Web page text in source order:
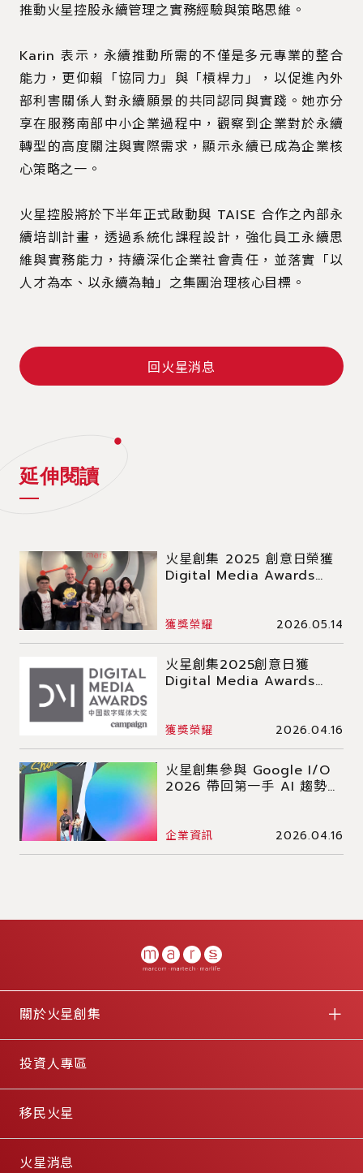
推動火星控股永續管理之實務經驗與策略思維。
Karin 表示，永續推動所需的不僅是多元專業的整合
能力，更仰賴「協同力」與「槓桿力」，以促進內外
部利害關係人對永續願景的共同認同與實踐。她亦分
享在服務南部中小企業過程中，觀察到企業對於永續
轉型的高度關注與實際需求，顯示永續已成為企業核
心策略之一。
火星控股將於下半年正式啟動與 TAISE 合作之內部永
續培訓計畫，透過系統化課程設計，強化員工永續思
維與實務能力，持續深化企業社會責任，並落實「以
人才為本、以永續為軸」之集團治理核心目標。
回火星消息
延伸閱讀
火星創集 2025 創意日榮獲
Digital Media Awards
獲獎榮耀 2026.05.14
火星創集2025創意日獲
Digital Media Awards
獲獎榮耀 2026.04.16
火星創集參與 Google I/O
2026 帶回第一手 AI 趨勢洞
企業資訊 2026.04.16
關於火星創集
投資人專區
移民火星
火星消息